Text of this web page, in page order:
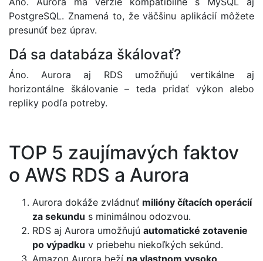
PostgreSQL. Znamená to, že väčšinu aplikácií môžete
presunúť bez úprav.
Dá sa databáza škálovať?
Áno. Aurora aj RDS umožňujú vertikálne aj
horizontálne škálovanie – teda pridať výkon alebo
repliky podľa potreby.
TOP 5 zaujímavých faktov
o AWS RDS a Aurora
Aurora dokáže zvládnuť milióny čítacích operácií
za sekundu s minimálnou odozvou.
RDS aj Aurora umožňujú automatické zotavenie
po výpadku v priebehu niekoľkých sekúnd.
Amazon Aurora beží na vlastnom vysoko